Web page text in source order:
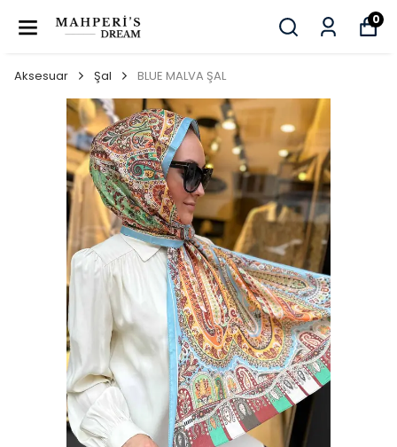
0
Aksesuar Şal BLUE MALVA ŞAL